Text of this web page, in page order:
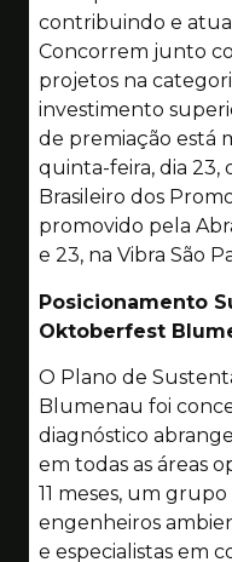
contribuindo e
Concorrem junto
projetos na
investimento
de premiação está
quinta-feira, dia 23,
Brasileiro dos
promovido pela
e 23, na Vibra São
Posicionamento
Oktoberfest
O Plano de
Blumenau foi
diagnóstico
em todas as áreas
11 meses, um
engenheiros
e especialistas em